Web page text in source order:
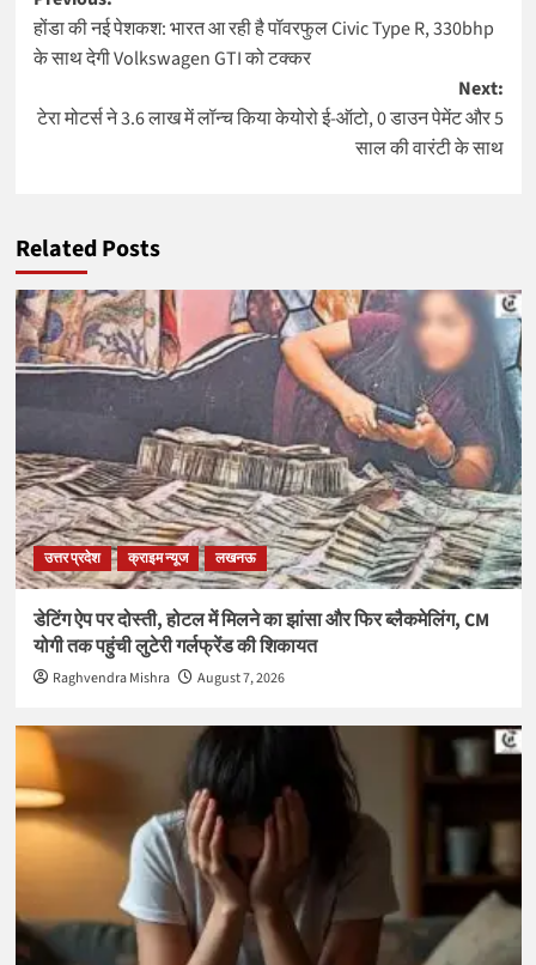
navigation
होंडा की नई पेशकश: भारत आ रही है पॉवरफुल Civic Type R, 330bhp
के साथ देगी Volkswagen GTI को टक्कर
Next:
टेरा मोटर्स ने 3.6 लाख में लॉन्च किया केयोरो ई-ऑटो, 0 डाउन पेमेंट और 5
साल की वारंटी के साथ
Related Posts
उत्तर प्रदेश क्राइम न्यूज लखनऊ
डेटिंग ऐप पर दोस्ती, होटल में मिलने का झांसा और फिर ब्लैकमेलिंग, CM
योगी तक पहुंची लुटेरी गर्लफ्रेंड की शिकायत
Raghvendra Mishra August 7, 2026